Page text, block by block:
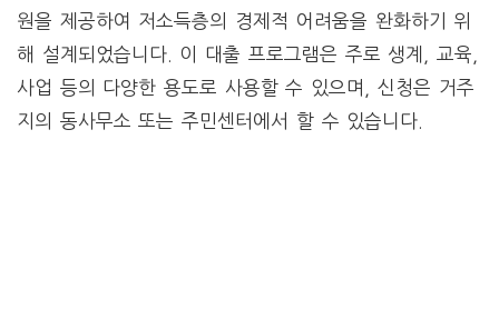
원을 제공하여 저소득층의 경제적 어려움을 완화하기 위
해 설계되었습니다. 이 대출 프로그램은 주로 생계, 교육,
사업 등의 다양한 용도로 사용할 수 있으며, 신청은 거주
지의 동사무소 또는 주민센터에서 할 수 있습니다.